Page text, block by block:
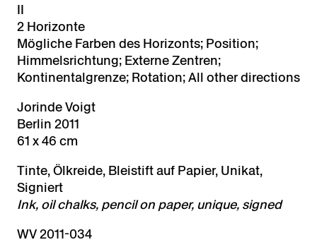
II
2 Horizonte
Mögliche Farben des Horizonts; Position;
Himmelsrichtung; Externe Zentren;
Kontinentalgrenze; Rotation; All other directions
Jorinde Voigt
Berlin 2011
61 x 46 cm
Tinte, Ölkreide, Bleistift auf Papier, Unikat,
Signiert
Ink, oil chalks, pencil on paper, unique, signed
WV 2011-034